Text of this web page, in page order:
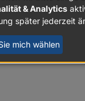
& Analytics
später jederzeit
mich wählen